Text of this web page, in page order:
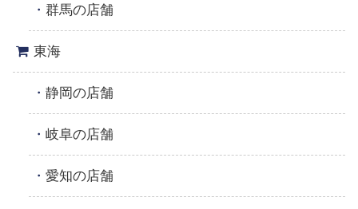
群馬の店舗
東海
静岡の店舗
岐阜の店舗
愛知の店舗